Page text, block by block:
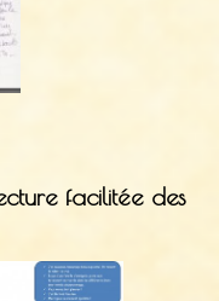
facilitée des